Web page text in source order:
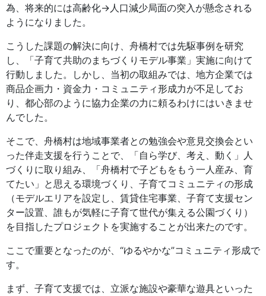
為、将来的には高齢化→人口減少局面の突入が懸念される
ようになりました。
こうした課題の解決に向け、舟橋村では先駆事例を研究
し、「子育て共助のまちづくりモデル事業」実施に向けて
行動しました。しかし、当初の取組みでは、地方企業では
商品企画力・資金力・コミュニティ形成力が不足してお
り、都心部のように協力企業の力に頼るわけにはいきませ
んでした。
そこで、舟橋村は地域事業者との勉強会や意見交換会とい
った伴走支援を行うことで、「自ら学び、考え、動く」人
づくりに取り組み、「舟橋村で子どもをもう一人産み、育
てたい」と思える環境づくり、子育てコミュニティの形成
（モデルエリアを設定し、賃貸住宅事業、子育て支援セン
ター設置、誰もが気軽に子育て世代が集える公園づくり）
を目指したプロジェクトを実施することが出来たのです。
ここで重要となったのが、“ゆるやかな”コミュニティ形成で
す。
まず、子育て支援では、立派な施設や豪華な遊具といった